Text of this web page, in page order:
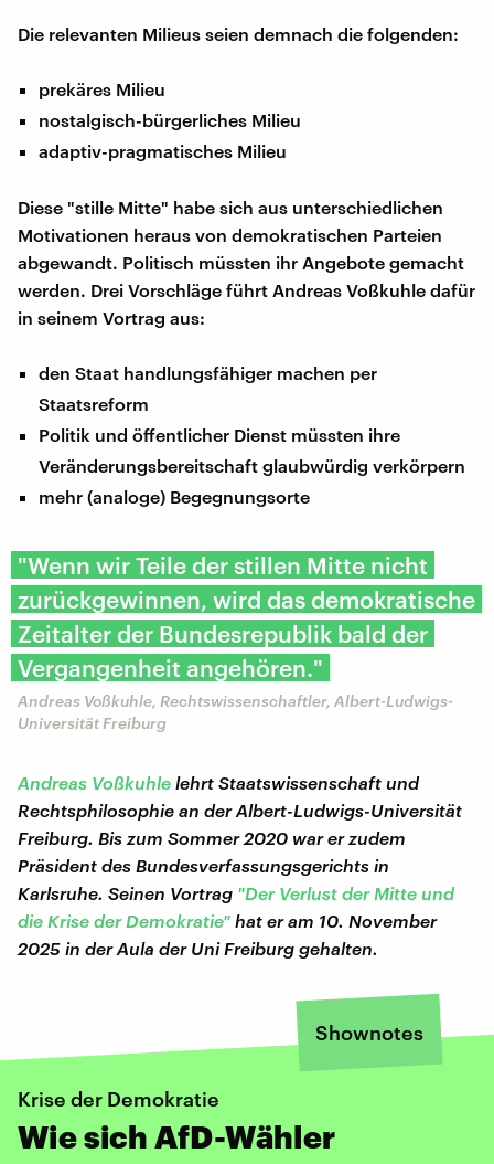
Die relevanten Milieus seien demnach die folgenden:
prekäres Milieu
nostalgisch-bürgerliches Milieu
adaptiv-pragmatisches Milieu
Diese "stille Mitte" habe sich aus unterschiedlichen
Motivationen heraus von demokratischen Parteien
abgewandt. Politisch müssten ihr Angebote gemacht
werden. Drei Vorschläge führt Andreas Voßkuhle dafür
in seinem Vortrag aus:
den Staat handlungsfähiger machen per
Staatsreform
Politik und öffentlicher Dienst müssten ihre
Veränderungsbereitschaft glaubwürdig verkörpern
mehr (analoge) Begegnungsorte
"Wenn wir Teile der stillen Mitte nicht
zurückgewinnen, wird das demokratische
Zeitalter der Bundesrepublik bald der
Vergangenheit angehören."
Andreas Voßkuhle, Rechtswissenschaftler, Albert-Ludwigs-
Universität Freiburg
Andreas Voßkuhle lehrt Staatswissenschaft und
Rechtsphilosophie an der Albert-Ludwigs-Universität
Freiburg. Bis zum Sommer 2020 war er zudem
Präsident des Bundesverfassungsgerichts in
Karlsruhe. Seinen Vortrag "Der Verlust der Mitte und
die Krise der Demokratie" hat er am 10. November
2025 in der Aula der Uni Freiburg gehalten.
Shownotes
Krise der Demokratie
Wie sich AfD-Wähler